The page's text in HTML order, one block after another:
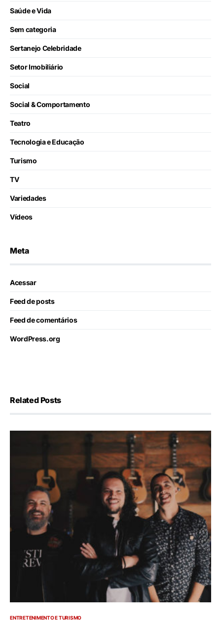
Saúde e Vida
Sem categoria
Sertanejo Celebridade
Setor Imobiliário
Social
Social & Comportamento
Teatro
Tecnologia e Educação
Turismo
TV
Variedades
Vídeos
Meta
Acessar
Feed de posts
Feed de comentários
WordPress.org
Related Posts
ENTRETENIMENTO E TURISMO